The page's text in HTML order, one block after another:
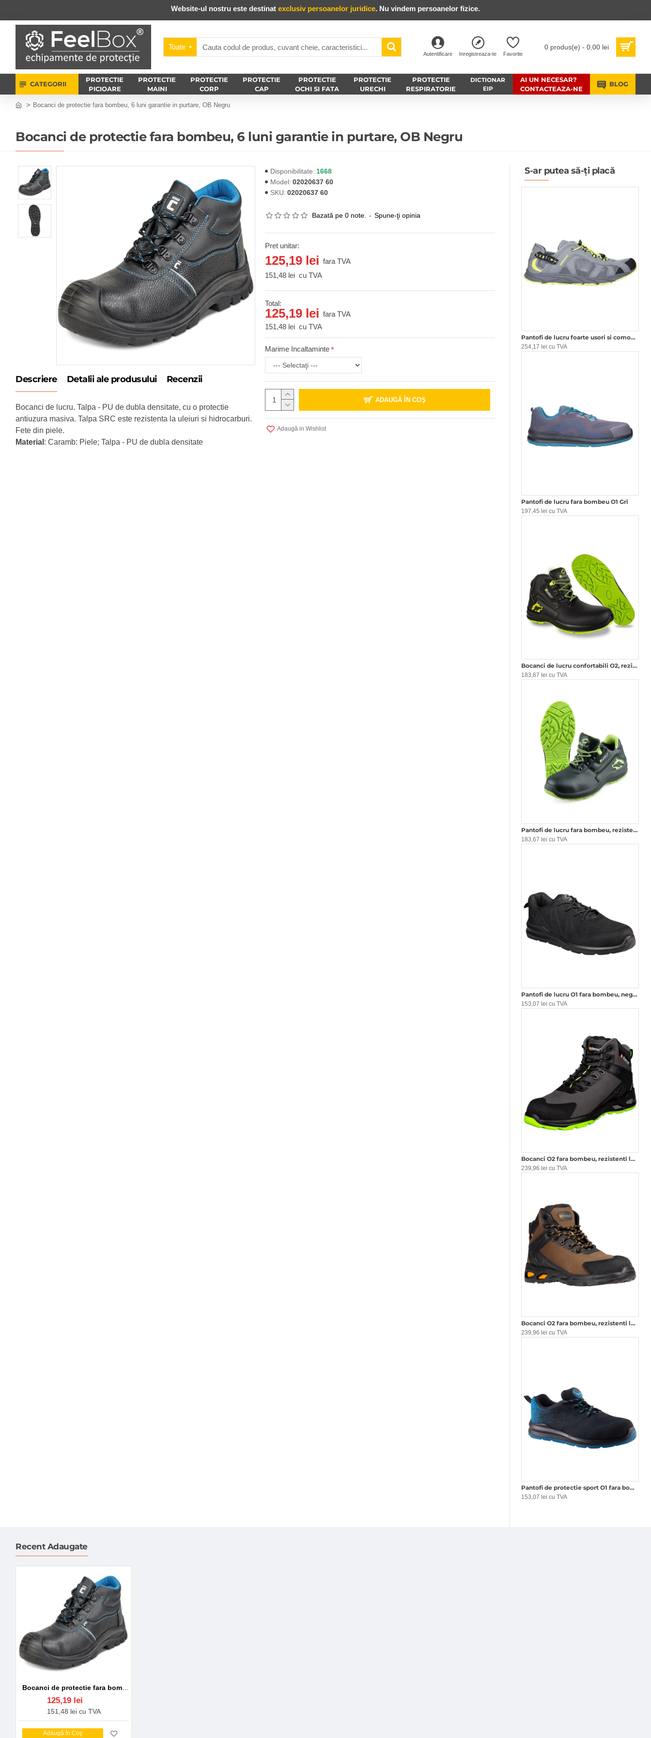
Website-ul nostru este destinat exclusiv persoanelor juridice. Nu vindem persoanelor fizice.
Toate
Autentificare Inregistreaza-te Favorite
0 produs(e) - 0,00 lei
CATEGORII
PROTECTIE
PICIOARE
PROTECTIE
MAINI
PROTECTIE
CORP
PROTECTIE
CAP
PROTECTIE
OCHI SI FATA
PROTECTIE
URECHI
PROTECTIE
RESPIRATORIE
DICTIONAR
EIP
AI UN NECESAR?
CONTACTEAZA-NE
BLOG
Bocanci de protectie fara bombeu, 6 luni garantie in purtare, OB Negru
Bocanci de protectie fara bombeu, 6 luni garantie in purtare, OB Negru
Descriere Detalii ale produsului Recenzii
Bocanci de lucru. Talpa - PU de dubla densitate, cu o protectie
antiuzura masiva. Talpa SRC este rezistenta la uleiuri si hidrocarburi.
Fete din piele.
Material : Caramb: Piele; Talpa - PU de dubla densitate
Disponibilitate: 1668
Model: 02020637 60
SKU: 02020637 60
Bazată pe 0 note. - Spune-ţi opinia
Pret unitar:
125,19 lei fara TVA
151,48 lei cu TVA
Total:
125,19 lei fara TVA
151,48 lei cu TVA
Marime Incaltaminte
ADAUGĂ ÎN COŞ
Adaugă in Wishlist
S-ar putea să-ți placă
Pantofi de lucru foarte usori si comozi, 01 Gri
254,17 lei cu TVA
Pantofi de lucru fara bombeu O1 Gri
197,45 lei cu TVA
Bocanci de lucru confortabili O2, rezistenti la umezeala, Negru
183,67 lei cu TVA
Pantofi de lucru fara bombeu, rezistenti la umezeala O2, Negru
183,67 lei cu TVA
Pantofi de lucru O1 fara bombeu, negru
153,07 lei cu TVA
Bocanci O2 fara bombeu, rezistenti la umezeala, negru-verde
239,96 lei cu TVA
Bocanci O2 fara bombeu, rezistenti la umezeala, maro-negru
239,96 lei cu TVA
Pantofi de protectie sport O1 fara bombeu
153,07 lei cu TVA
Recent Adaugate
125,19 lei
151,48 lei cu TVA
Adaugă în Coş